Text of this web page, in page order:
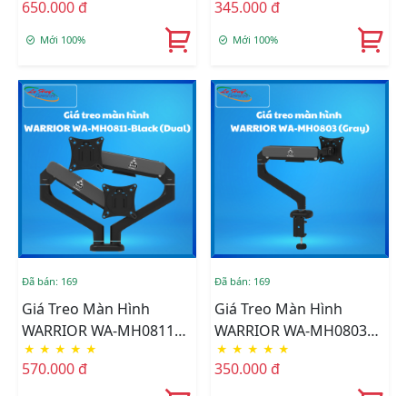
650.000 đ
Mới 100%
345.000 đ
Mới 100%
Đã bán: 169
Giá Treo Màn Hình
WARRIOR WA-MH0811
Black (Dual)
★ ★ ★ ★ ★
570.000 đ
Đã bán: 169
Giá Treo Màn Hình
WARRIOR WA-MH0803
(Gray)
★ ★ ★ ★ ★
350.000 đ